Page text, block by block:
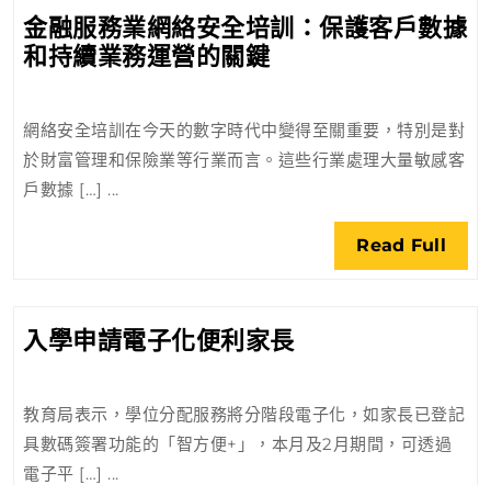
案
金融服務業網絡安全培訓：保護客戶數據
和持續業務運營的關鍵金
務
業
訓：
客
戶
網絡安全培訓在今天的數字時代中變得至關重要，特別是對
於財富管理和保險業等行業而言。這些行業處理大量敏感客
戶數據 […] ...
Read Full
Full
入學申請電子化便利家長入
請
電
教育局表示，學位分配服務將分階段電子化，如家長已登記
具數碼簽署功能的「智方便+」，本月及2月期間，可透過
電子平 […] ...